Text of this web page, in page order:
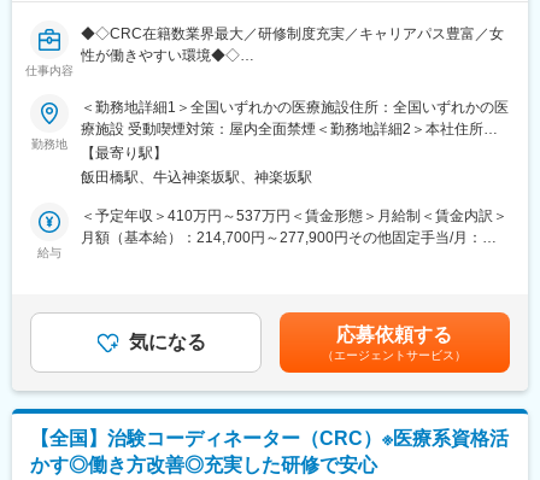
・治験に関する事務的業務の全体支援
■魅力情報：
この業務は医療機関への渉外・折衝が主な目的なので、法人営業
職とは違って個人ノルマや目標はありません。その代わり、チー
ム全体での目標が設定されているので、チームとしての一体感は
一般的な事業会社の営業と遜色ありません。むしろ個人ノルマが
ない分、風通しがとても良いです。
■外勤・内勤比率：
【教育体制】
未経験で転職してくる方も多い為教育体制が充実しており、業界
内でも随一との呼び声が高いです。同期入社者とともに2週間弱本
な法令から実務まで座学中心でロープレを交えながら学びます。
その後、各拠点に配属され業務を引継ぎながらOJT担当者ととも
に医療機関へ同行するなど、徐々に業務を習得します。確認テス
トやチェックシートを用いながら習熟度を測り、入社後1年程度で
仕事内容
◆◇CRC在籍数業界最大／研修制度充実／キャリアパス豊富／女
性が働きやすい環境◆◇
て就業頂きます！
■担当業務：治験が行われている医療機関で医師の指示のもと医学
的判断や医療行為を伴わない治験業務を支援をします。
・治験に参加する患者（被験者）さんに対する試験内容の補助説
・被験者のスケジュール管理
・症例報告書の作成支援など
■国内最大手の治験サポート企業：イーピーエスグループに属し、
SMO」として第一選択肢に指名されており、業界内での信頼があ
ります。日本の三大疾病の筆頭として治験薬や治療法が開発され
るがん分野においては、治験実施には高度な専門知識が求められ
勤務地
＜勤務地詳細1＞全国いずれかの医療施設住所：全国いずれかの医
療施設 受動喫煙対策：屋内全面禁煙＜勤務地詳細2＞本社住所：
東京都新宿区筑土八幡町2-1 勤務地最寄駅：東京メトロ有楽町線
／飯田橋駅受動喫煙対策：屋内全面禁煙変更の範囲：会社の定め
【最寄り駅】
飯田橋駅、牛込神楽坂駅、神楽坂駅
給与
＜予定年収＞410万円～537万円＜賃金形態＞月給制＜賃金内訳＞
月額（基本給）：214,700円～277,900円その他固定手当/月：
CRC手当・休日連絡対応手当■賞与：年2回（6月、12月）／昇
給：年1回（10月）※業績に応じ、決算賞与（秋季賞与）支給の場
合あり（10月）■時間外・休日出勤手当等の割増賃金は別途支給
賃金はあくまでも目安の金額であり、選考を通じて上下する可能
性があります。月給(月額)は固定手当を含めた表記です。
気になる 応募依頼する
（エージェントサービス）
【全国】治験コーディネーター（CRC）※医療系資格活
かす◎働き方改善◎充実した研修で安心